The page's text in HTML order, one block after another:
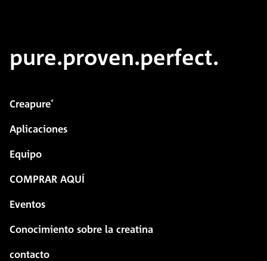
pure.proven.perfect.
Creapure®
Aplicaciones
Equipo
COMPRAR AQUÍ
Eventos
Conocimiento sobre la creatina
contacto